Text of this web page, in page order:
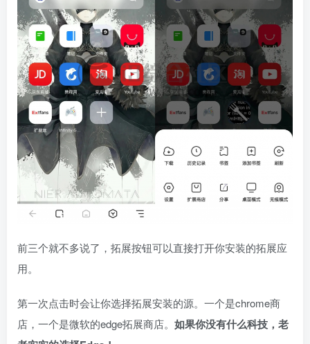
前三个就不多说了，拓展按钮可以直接打开你安装的拓展应
用。
第一次点击时会让你选择拓展安装的源。一个是chrome商
店，一个是微软的edge拓展商店。 如果你没有什么科技，老